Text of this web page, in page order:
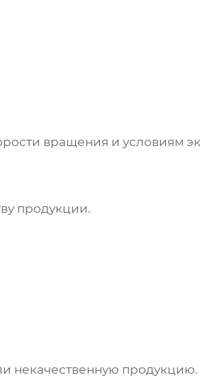
вращения и условиям
продукции.
некачественную продукцию.